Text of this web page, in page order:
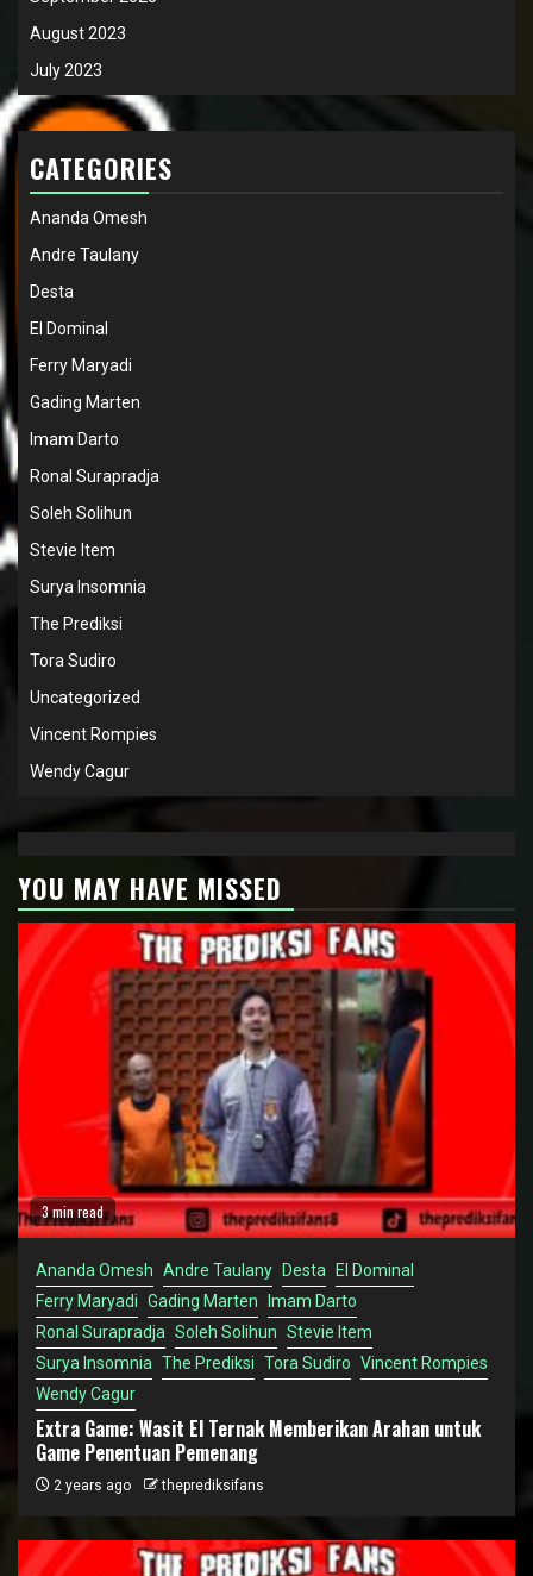
August 2023
July 2023
CATEGORIES
Ananda Omesh
Andre Taulany
Desta
El Dominal
Ferry Maryadi
Gading Marten
Imam Darto
Ronal Surapradja
Soleh Solihun
Stevie Item
Surya Insomnia
The Prediksi
Tora Sudiro
Uncategorized
Vincent Rompies
Wendy Cagur
YOU MAY HAVE MISSED
3 min read
Ananda Omesh Andre Taulany Desta
El Dominal
Ferry Maryadi Gading Marten
Imam Darto
Ronal Surapradja Soleh Solihun Stevie Item
Surya Insomnia The Prediksi Tora Sudiro Vincent Rompies
Wendy Cagur
Extra Game: Wasit El Ternak Memberikan Arahan untuk
Game Penentuan Pemenang
2 years ago theprediksifans